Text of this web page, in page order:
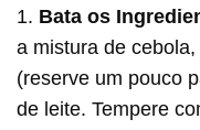
1. Bata os
a mistura de
(reserve um pouco
de leite. Tempere